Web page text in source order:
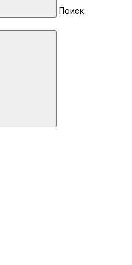
Поиск